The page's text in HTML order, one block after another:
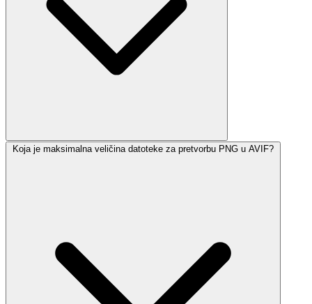
Koja je maksimalna veličina datoteke za pretvorbu PNG u AVIF?